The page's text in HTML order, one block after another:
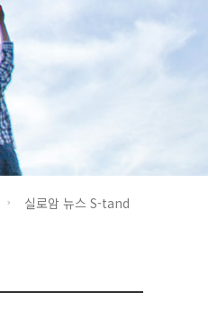
운영철학
연혁
조직
시설안내
오시는 길
채용공고
실로암 뉴스 S-tand